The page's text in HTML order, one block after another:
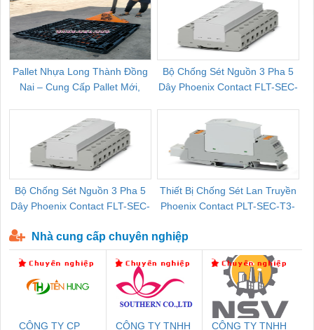
Pallet Nhựa Long Thành Đồng
Nai – Cung Cấp Pallet Mới,
Bộ Chống Sét Nguồn 3 Pha 5
Dây Phoenix Contact FLT-SEC-
Bộ Chống Sét Nguồn 3 Pha 5
Dây Phoenix Contact FLT-SEC-
Thiết Bị Chống Sét Lan Truyền
Phoenix Contact PLT-SEC-T3-
Nhà cung cấp chuyên nghiệp
CÔNG TY CP
CÔNG TY TNHH
CÔNG TY TNHH